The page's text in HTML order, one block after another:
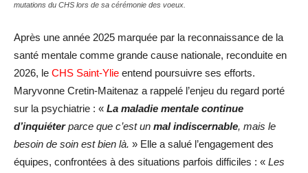
mutations du CHS lors de sa cérémonie des voeux.
Après une année 2025 marquée par la reconnaissance de la
santé mentale comme grande cause nationale, reconduite en
2026, le CHS Saint-Ylie entend poursuivre ses efforts.
Maryvonne Cretin-Maitenaz a rappelé l’enjeu du regard porté
sur la psychiatrie : « La maladie mentale continue
d’inquiéterparce que c’est un mal indiscernable, mais le
besoin de soin est bien là. » Elle a salué l’engagement des
équipes, confrontées à des situations parfois difficiles : « Les